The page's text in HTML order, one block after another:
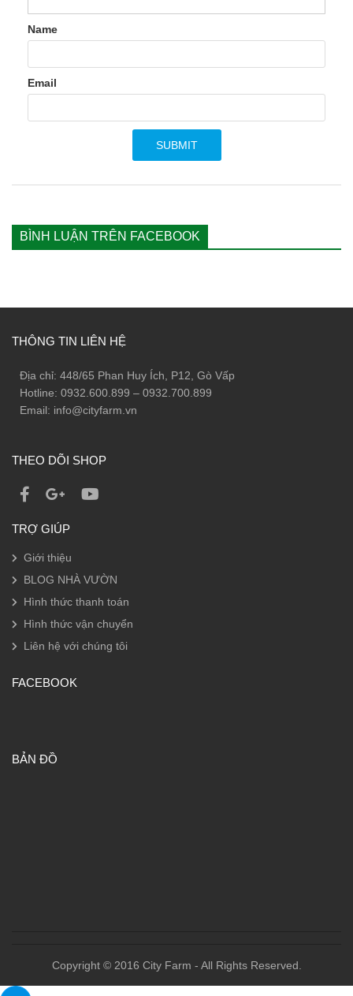
Name
Email
BÌNH LUẬN TRÊN FACEBOOK
THÔNG TIN LIÊN HỆ
Địa chỉ: 448/65 Phan Huy Ích, P12, Gò Vấp
Hotline: 0932.600.899 – 0932.700.899
Email: info@cityfarm.vn
THEO DÕI SHOP
TRỢ GIÚP
Giới thiệu
BLOG NHÀ VƯỜN
Hình thức thanh toán
Hình thức vận chuyển
Liên hệ với chúng tôi
FACEBOOK
BẢN ĐỒ
Copyright © 2016 City Farm - All Rights Reserved.